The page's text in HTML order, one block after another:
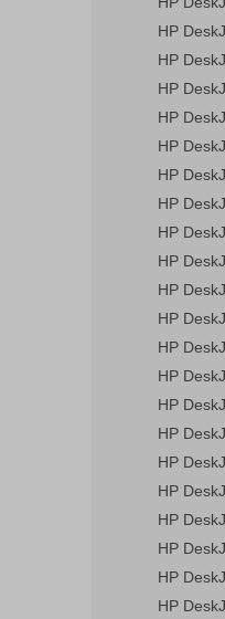
HP
HP
HP
HP
HP
HP
HP
HP
HP
HP
HP
HP
HP
HP
HP
HP
HP
HP
HP
HP
HP